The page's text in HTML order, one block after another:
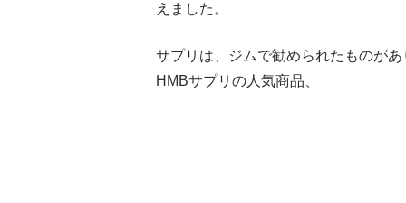
えました。
サプリは、ジムで勧められたものがあ
HMBサプリの人気商品、